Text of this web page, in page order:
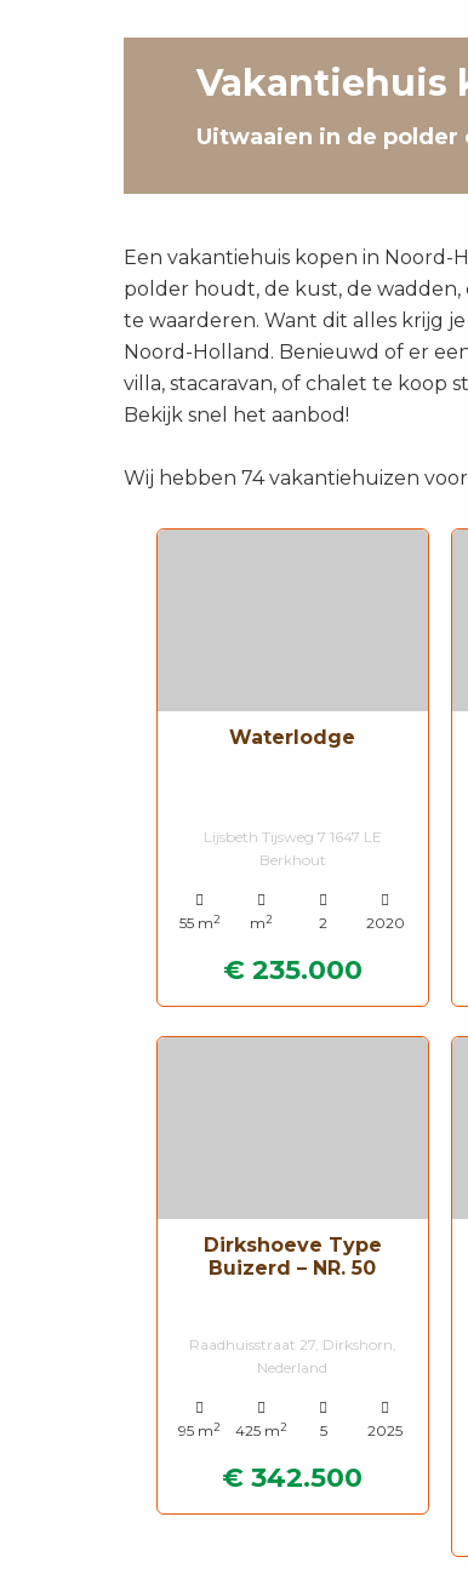
Vakantiehuis
Uitwaaien in de polder
Een vakantiehuis kopen in Noord-
polder houdt, de kust, de
te waarderen. Want dit alles krijg
Noord-Holland. Benieuwd of er
villa, stacaravan, of chalet te koop
Bekijk snel het aanbod!
Wij hebben 74 vakantiehuizen
Waterlodge
Lijsbeth Tijsweg 7 1647 LE
Berkhout
55 m2 m2 2 2020
€ 235.000
Dirkshoeve Type
Buizerd – NR. 50
Raadhuisstraat 27, Dirkshorn,
Nederland
95 m2 425 m2 5 2025
€ 342.500